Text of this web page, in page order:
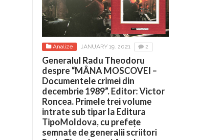
Analize JANUARY 19, 2021 2
Generalul Radu Theodoru
despre “MÂNA MOSCOVEI –
Documentele crimei din
decembrie 1989”. Editor: Victor
Roncea. Primele trei volume
intrate sub tipar la Editura
TipoMoldova, cu prefețe
semnate de generalii scriitori